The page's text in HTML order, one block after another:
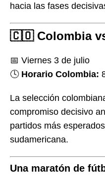
hacia las fases
🇨🇴 Colombia
📅 Viernes 3 de julio
🕓 Horario Colombia:
La selección
compromiso decisivo
partidos más
sudamericana.
Una maratón de